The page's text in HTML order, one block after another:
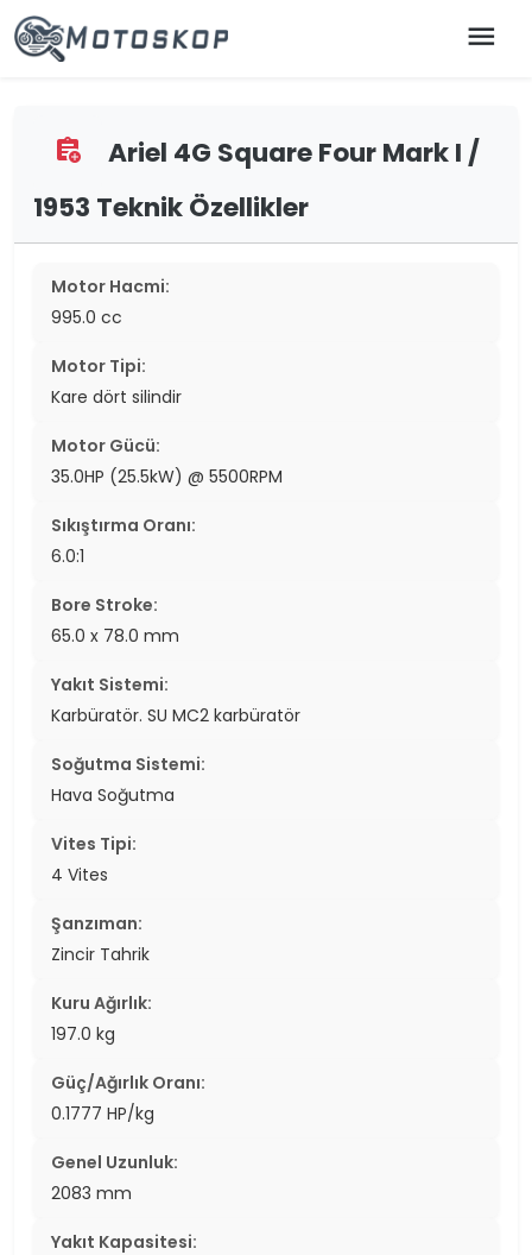
menu
assignment_add
Ariel 4G Square Four Mark I /
1953 Teknik Özellikler
Motor Hacmi:
995.0 cc
Motor Tipi:
Kare dört silindir
Motor Gücü:
35.0HP (25.5kW) @ 5500RPM
Sıkıştırma Oranı:
6.0:1
Bore Stroke:
65.0 x 78.0 mm
Yakıt Sistemi:
Karbüratör. SU MC2 karbüratör
Soğutma Sistemi:
Hava Soğutma
Vites Tipi:
4 Vites
Şanzıman:
Zincir Tahrik
Kuru Ağırlık:
197.0 kg
Güç/Ağırlık Oranı:
0.1777 HP/kg
Genel Uzunluk:
2083 mm
Yakıt Kapasitesi: